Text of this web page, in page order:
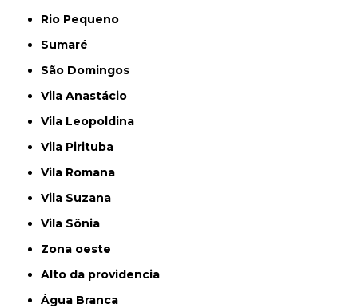
Rio Pequeno
Sumaré
São Domingos
Vila Anastácio
Vila Leopoldina
Vila Pirituba
Vila Romana
Vila Suzana
Vila Sônia
Zona oeste
alto da providencia
Água Branca